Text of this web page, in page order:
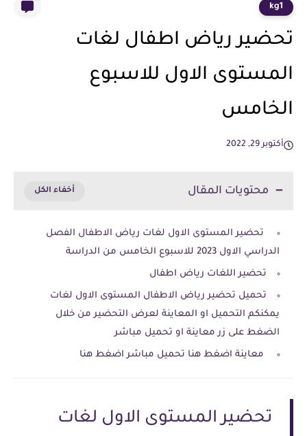
kg1
تحضير رياض اطفال لغات
المستوى الاول للاسبوع
الخامس
أكتوبر 29, 2022
محتويات المقال
تحضير المستوى الاول لغات رياض الاطفال الفصل
الدراسي الاول 2023 للاسبوع الخامس من الدراسة
تحضير اللغات رياض اطفال
تحميل تحضير رياض الاطفال المستوى الاول لغات
يمكنكم التحميل او المعاينة لعرض التحضير من خلال
الضغط على زر معاينة او تحميل مباشر
معاينة اضغط هنا تحميل مباشر اضغط هنا
تحضير المستوى الاول لغات